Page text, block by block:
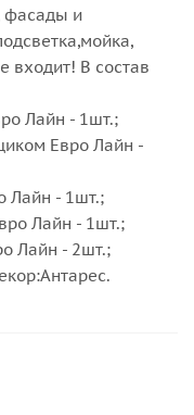
фасады и
входит! В состав
Лайн - 1шт.;
Евро Лайн -
Лайн - 1шт.;
Лайн - 1шт.;
Лайн - 2шт.;